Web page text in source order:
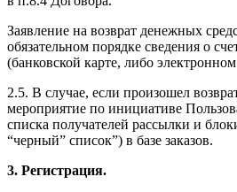
Заявление на возврат денежных
обязательном порядке сведения о
(банковской карте, либо
2.5. В случае, если произошел
мероприятие по инициативе
списка получателей рассылки и
“черный” список”) в базе заказов.
3. Регистрация.